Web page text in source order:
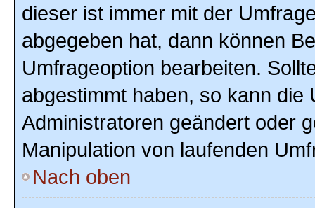
dieser ist immer mit der
abgegeben hat, dann können
Umfrageoption bearbeiten.
abgestimmt haben, so kann
Administratoren geändert oder
Manipulation von laufenden
Nach oben